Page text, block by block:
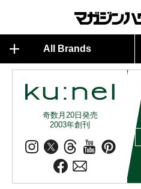
All Brands
奇数月20日発売
2003年創刊